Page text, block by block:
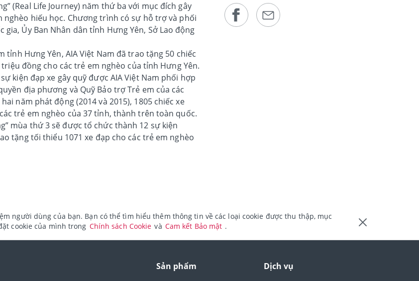
(Real Life Journey) năm thứ ba với mục đích gây
nghèo hiếu học. Chương trình có sự hỗ trợ và phối
Ủy Ban Nhân dân tỉnh Hưng Yên, Sở Lao động
tỉnh Hưng Yên, AIA Việt Nam đã trao tặng 50 chiếc
đồng cho các trẻ em nghèo của tỉnh Hưng Yên.
kiện đạp xe gây quỹ được AIA Việt Nam phối hợp
địa phương và Quỹ Bảo trợ Trẻ em của các
năm phát động (2014 và 2015), 1805 chiếc xe
trẻ em nghèo của 37 tỉnh, thành trên toàn quốc.
mùa thứ 3 sẽ được tổ chức thành 12 sự kiện
tặng tối thiểu 1071 xe đạp cho các trẻ em nghèo
người dùng của bạn. Bạn có thể tìm hiểu thêm thông tin về các loại cookie được thu thập, mục
cookie của mình trong Chính sách Cookie và Cam kết Bảo mật .
Sản phẩm Dịch vụ